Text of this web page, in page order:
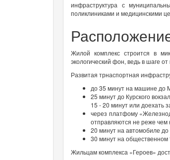
инфраструктура с
поликлиниками и медицинскими
Жилой комплекс строится в
экологический фон, ведь в шаге
Развитая трнаспортная
до 35 минут на машине до
25 минут до Курского
15 - 20 минут или доехать
через платфому
отправляются не реже чем
20 минут на автомобиле
30 минут на общественном
Жильцам комплекса «Героев»